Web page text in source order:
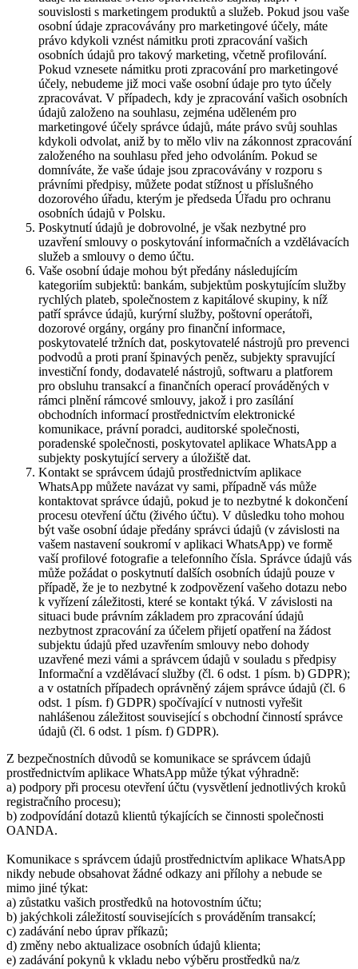
souvislosti s marketingem produktů a služeb. Pokud jsou vaše
osobní údaje zpracovávány pro marketingové účely, máte
právo kdykoli vznést námitku proti zpracování vašich
osobních údajů pro takový marketing, včetně profilování.
Pokud vznesete námitku proti zpracování pro marketingové
účely, nebudeme již moci vaše osobní údaje pro tyto účely
zpracovávat. V případech, kdy je zpracování vašich osobních
údajů založeno na souhlasu, zejména uděleném pro
marketingové účely správce údajů, máte právo svůj souhlas
kdykoli odvolat, aniž by to mělo vliv na zákonnost zpracování
založeného na souhlasu před jeho odvoláním. Pokud se
domníváte, že vaše údaje jsou zpracovávány v rozporu s
právními předpisy, můžete podat stížnost u příslušného
dozorového úřadu, kterým je předseda Úřadu pro ochranu
osobních údajů v Polsku.
Poskytnutí údajů je dobrovolné, je však nezbytné pro
uzavření smlouvy o poskytování informačních a vzdělávacích
služeb a smlouvy o demo účtu.
Vaše osobní údaje mohou být předány následujícím
kategoriím subjektů: bankám, subjektům poskytujícím služby
rychlých plateb, společnostem z kapitálové skupiny, k níž
patří správce údajů, kurýrní služby, poštovní operátoři,
dozorové orgány, orgány pro finanční informace,
poskytovatelé tržních dat, poskytovatelé nástrojů pro prevenci
podvodů a proti praní špinavých peněz, subjekty spravující
investiční fondy, dodavatelé nástrojů, softwaru a platforem
pro obsluhu transakcí a finančních operací prováděných v
rámci plnění rámcové smlouvy, jakož i pro zasílání
obchodních informací prostřednictvím elektronické
komunikace, právní poradci, auditorské společnosti,
poradenské společnosti, poskytovatel aplikace WhatsApp a
subjekty poskytující servery a úložiště dat.
Kontakt se správcem údajů prostřednictvím aplikace
WhatsApp můžete navázat vy sami, případně vás může
kontaktovat správce údajů, pokud je to nezbytné k dokončení
procesu otevření účtu (živého účtu). V důsledku toho mohou
být vaše osobní údaje předány správci údajů (v závislosti na
vašem nastavení soukromí v aplikaci WhatsApp) ve formě
vaší profilové fotografie a telefonního čísla. Správce údajů vás
může požádat o poskytnutí dalších osobních údajů pouze v
případě, že je to nezbytné k zodpovězení vašeho dotazu nebo
k vyřízení záležitosti, které se kontakt týká. V závislosti na
situaci bude právním základem pro zpracování údajů
nezbytnost zpracování za účelem přijetí opatření na žádost
subjektu údajů před uzavřením smlouvy nebo dohody
uzavřené mezi vámi a správcem údajů v souladu s předpisy
Informační a vzdělávací služby (čl. 6 odst. 1 písm. b) GDPR);
a v ostatních případech oprávněný zájem správce údajů (čl. 6
odst. 1 písm. f) GDPR) spočívající v nutnosti vyřešit
nahlášenou záležitost související s obchodní činností správce
údajů (čl. 6 odst. 1 písm. f) GDPR).
Z bezpečnostních důvodů se komunikace se správcem údajů
prostřednictvím aplikace WhatsApp může týkat výhradně:
a) podpory při procesu otevření účtu (vysvětlení jednotlivých kroků
registračního procesu);
b) zodpovídání dotazů klientů týkajících se činnosti společnosti
OANDA.
Komunikace s správcem údajů prostřednictvím aplikace WhatsApp
nikdy nebude obsahovat žádné odkazy ani přílohy a nebude se
mimo jiné týkat:
a) zůstatku vašich prostředků na hotovostním účtu;
b) jakýchkoli záležitostí souvisejících s prováděním transakcí;
c) zadávání nebo úprav příkazů;
d) změny nebo aktualizace osobních údajů klienta;
e) zadávání pokynů k vkladu nebo výběru prostředků na/z